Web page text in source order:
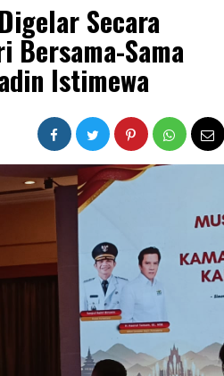
Secara
Bersama-Sama
Istimewa